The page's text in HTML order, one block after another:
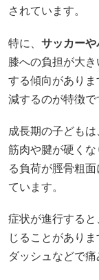
されています。​
特に、 サッカー
膝への負担が大
する傾向があり
減するのが特徴で
成長期の子ども
筋肉や腱が硬く
る負荷が脛骨粗
ています。​
症状が進行する
じることがあり
ダッシュなどで痛